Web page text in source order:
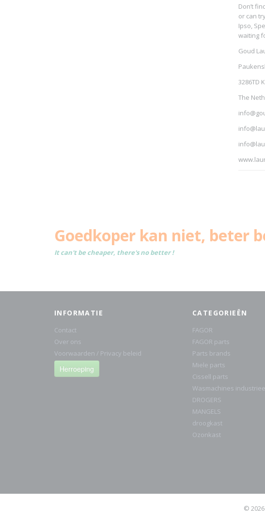
Don’t
or can
Ipso,
waiting
Goud
3286TD
The
Goedkoper kan niet, beter
It can't be cheaper, there's no better !
INFORMATIE
Contact
Over ons
Voorwaarden / Privacy beleid
Herroeping
CATEGORIEËN
FAGOR
FAGOR parts
Parts brands
Miele parts
Cissell parts
Wasmachines
DROGERS
MANGELS
droogkast
Ozonkast
©